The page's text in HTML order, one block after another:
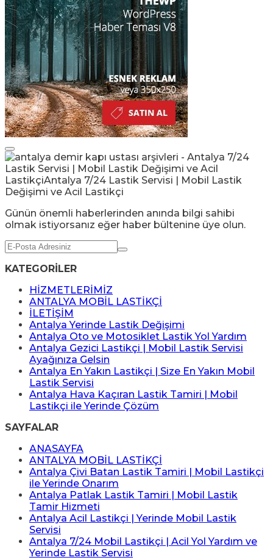
Günün önemli haberlerinden anında bilgi sahibi
olmak istiyorsanız eğer haber bültenine üye olun.
KATEGORİLER
HİZMETLERİMİZ
ANTALYA MOBİL LASTİKÇİ
İLETİŞİM
Antalya Yerinde Lastik Değişimi
Antalya Oto ve Motosiklet Lastik Yol Yardım
Antalya Gezici Lastikçi | Mobil Lastik Servisi
Ayağınıza Gelsin
Antalya En Yakın Lastikçi | Size En Yakın Mobil
Lastik Servisi
Antalya Hava Kaçıran Lastik Tamiri | Mobil
Lastikçi ile Yerinde Çözüm
SAYFALAR
ANASAYFA
ANTALYA MOBİL LASTİKÇİ
Antalya Çivi Batan Lastik Tamiri | Mobil Lastikçi
ile Yerinde Onarım
Antalya Patlak Lastik Tamiri | Mobil Lastik
Tamir Hizmeti
Antalya Acil Lastikçi | Yerinde Mobil Lastik
Servisi
Antalya 7/24 Mobil Lastikçi | Acil Yol Yardım ve
Yerinde Lastik Servisi